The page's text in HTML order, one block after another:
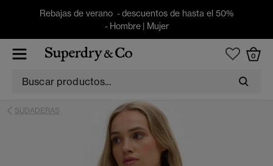
Rebajas de verano - descuentos de hasta el 50%
- Hombre| Mujer
0
SUDADERAS